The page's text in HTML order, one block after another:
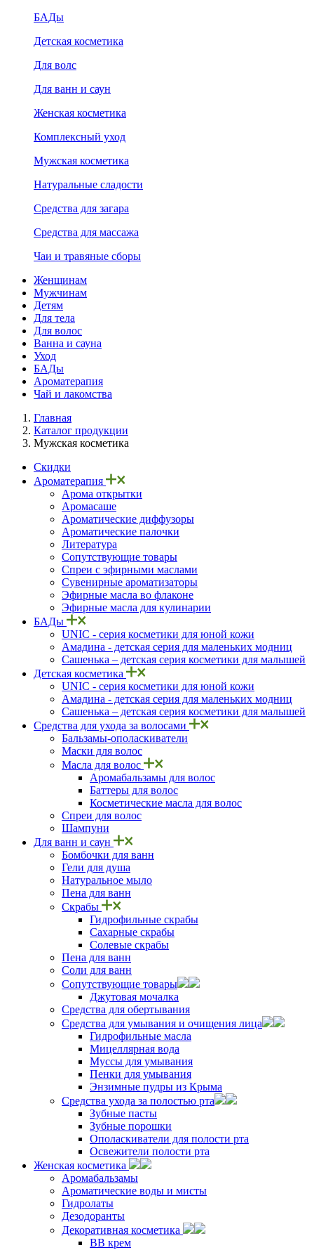
БАДы
Детская косметика
Для волс
Для ванн и саун
Женская косметика
Комплексный уход
Мужская косметика
Натуральные сладости
Средства для загара
Средства для массажа
Чаи и травяные сборы
Женщинам
Мужчинам
Детям
Для тела
Для волос
Ванна и сауна
Уход
БАДы
Ароматерапия
Чай и лакомства
Главная
Каталог продукции
Мужская косметика
Скидки
Ароматерапия
Арома открытки
Аромасаше
Ароматические диффузоры
Ароматические палочки
Литература
Сопутствующие товары
Спреи с эфирными маслами
Сувенирные ароматизаторы
Эфирные масла во флаконе
Эфирные масла для кулинарии
БАДы
UNIC - серия косметики для юной кожи
Амадина - детская серия для маленьких модниц
Сашенька – детская серия косметики для малышей
Детская косметика
UNIC - серия косметики для юной кожи
Амадина - детская серия для маленьких модниц
Сашенька – детская серия косметики для малышей
Средства для ухода за волосами
Бальзамы-ополаскиватели
Маски для волос
Масла для волос
Аромабальзамы для волос
Баттеры для волос
Косметические масла для волос
Спреи для волос
Шампуни
Для ванн и саун
Бомбочки для ванн
Гели для душа
Натуральное мыло
Пена для ванн
Скрабы
Гидрофильные скрабы
Сахарные скрабы
Солевые скрабы
Пена для ванн
Соли для ванн
Сопутствующие товары
Джутовая мочалка
Средства для обертывания
Средства для умывания и очищения лица
Гидрофильные масла
Мицеллярная вода
Муссы для умывания
Пенки для умывания
Энзимные пудры из Крыма
Средства ухода за полостью рта
Зубные пасты
Зубные порошки
Ополаскиватели для полости рта
Освежители полости рта
Женская косметика
Аромабальзамы
Ароматические воды и мисты
Гидролаты
Дезодоранты
Декоративная косметика
ВВ крем